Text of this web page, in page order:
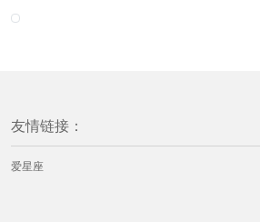
友情链接：
爱星座